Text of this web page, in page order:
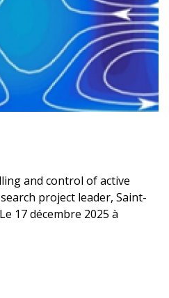
and control of active
project leader, Saint-
17 décembre 2025 à